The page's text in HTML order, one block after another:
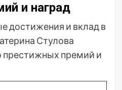
и наград
достижения и вклад в
Стулова
престижных премий и